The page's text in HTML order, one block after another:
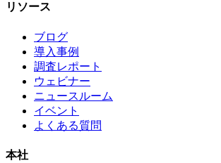
リソース
ブログ
導入事例
調査レポート
ウェビナー
ニュースルーム
イベント
よくある質問
本社